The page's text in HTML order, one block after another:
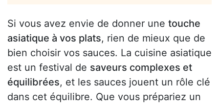
Si vous avez envie de donner une touche
asiatique à vos plats, rien de mieux que de
bien choisir vos sauces. La cuisine asiatique
est un festival de saveurs complexes et
équilibrées, et les sauces jouent un rôle clé
dans cet équilibre. Que vous prépariez un